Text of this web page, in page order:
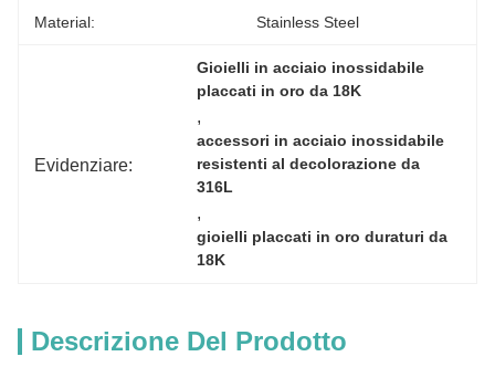
Material: Stainless Steel
Evidenziare:
Gioielli in acciaio inossidabile
placcati in oro da 18K
,
accessori in acciaio inossidabile
resistenti al decolorazione da
316L
,
gioielli placcati in oro duraturi da
18K
Descrizione Del Prodotto